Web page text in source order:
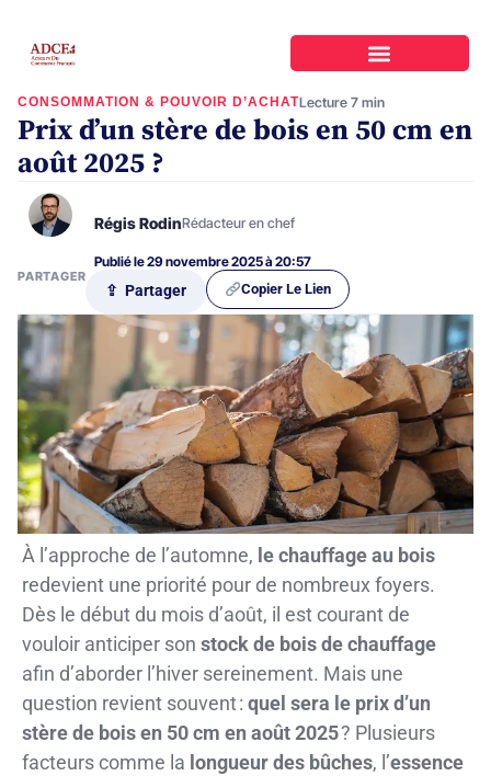
CONSOMMATION & POUVOIR D’ACHATLecture 7 min
Prix d’un stère de bois en 50 cm en
août 2025 ?
Régis RodinRédacteur en chef
Publié le 29 novembre 2025 à 20:57
PARTAGER
⇪ Partager Copier Le Lien
À l’approche de l’automne, le chauffage au bois
redevient une priorité pour de nombreux foyers.
Dès le début du mois d’août, il est courant de
vouloir anticiper son stock de bois de chauffage
afin d’aborder l’hiver sereinement. Mais une
question revient souvent : quel sera le prix d’un
stère de bois en 50 cm en août 2025? Plusieurs
facteurs comme la longueur des bûches, l’essence